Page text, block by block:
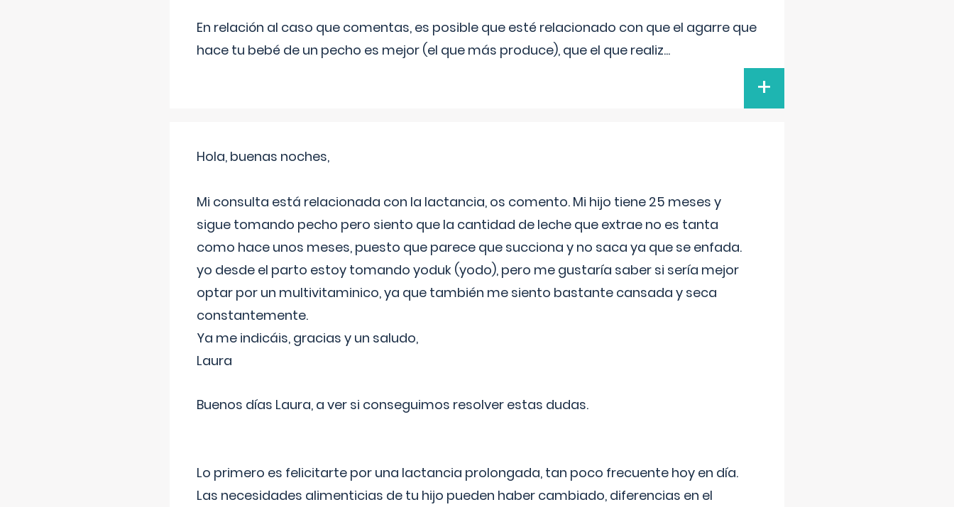
En relación al caso que comentas, es posible que esté relacionado con que el agarre que
hace tu bebé de un pecho es mejor (el que más produce), que el que realiz...
+
Hola, buenas noches,
Mi consulta está relacionada con la lactancia, os comento. Mi hijo tiene 25 meses y
sigue tomando pecho pero siento que la cantidad de leche que extrae no es tanta
como hace unos meses, puesto que parece que succiona y no saca ya que se enfada.
yo desde el parto estoy tomando yoduk (yodo), pero me gustaría saber si sería mejor
optar por un multivitaminico, ya que también me siento bastante cansada y seca
constantemente.
Ya me indicáis, gracias y un saludo,
Laura
Buenos días Laura, a ver si conseguimos resolver estas dudas.
Lo primero es felicitarte por una lactancia prolongada, tan poco frecuente hoy en día.
Las necesidades alimenticias de tu hijo pueden haber cambiado, diferencias en el